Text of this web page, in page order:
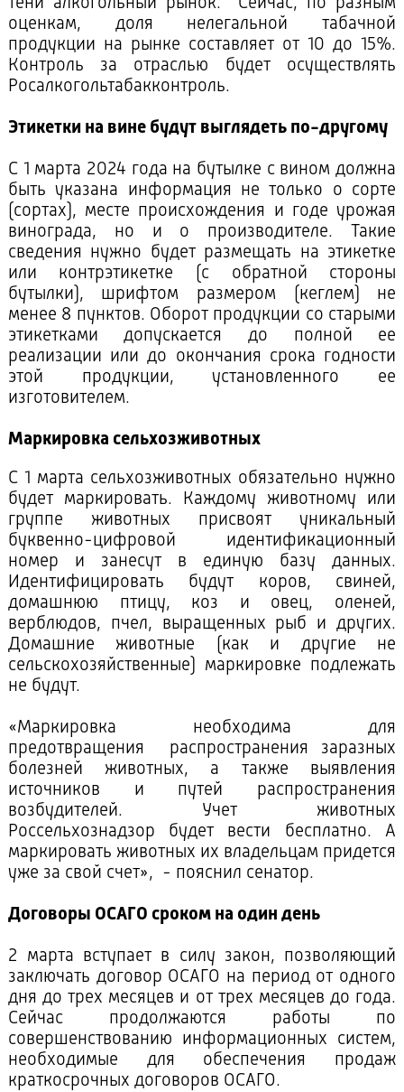
тени алкогольный рынок. Сейчас, по разным
оценкам, доля нелегальной табачной
продукции на рынке составляет от 10 до 15%.
Контроль за отраслью будет осуществлять
Росалкогольтабакконтроль.
Этикетки на вине будут выглядеть по-другому
С 1 марта 2024 года на бутылке с вином должна
быть указана информация не только о сорте
(сортах), месте происхождения и годе урожая
винограда, но и о производителе. Такие
сведения нужно будет размещать на этикетке
или контрэтикетке (с обратной стороны
бутылки), шрифтом размером (кеглем) не
менее 8 пунктов. Оборот продукции со старыми
этикетками допускается до полной ее
реализации или до окончания срока годности
этой продукции, установленного ее
изготовителем.
Маркировка сельхозживотных
С 1 марта сельхозживотных обязательно нужно
будет маркировать. Каждому животному или
группе животных присвоят уникальный
буквенно-цифровой идентификационный
номер и занесут в единую базу данных.
Идентифицировать будут коров, свиней,
домашнюю птицу, коз и овец, оленей,
верблюдов, пчел, выращенных рыб и других.
Домашние животные (как и другие не
сельскохозяйственные) маркировке подлежать
не будут.
«Маркировка необходима для
предотвращения распространения заразных
болезней животных, а также выявления
источников и путей распространения
возбудителей. Учет животных
Россельхознадзор будет вести бесплатно. А
маркировать животных их владельцам придется
уже за свой счет», - пояснил сенатор.
Договоры ОСАГО сроком на один день
2 марта вступает в силу закон, позволяющий
заключать договор ОСАГО на период от одного
дня до трех месяцев и от трех месяцев до года.
Сейчас продолжаются работы по
совершенствованию информационных систем,
необходимые для обеспечения продаж
краткосрочных договоров ОСАГО.